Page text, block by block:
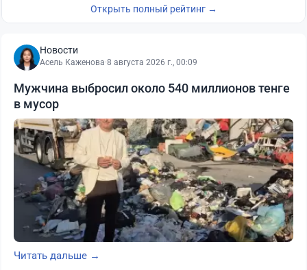
Открыть полный рейтинг →
Новости
Асель Каженова·8 августа 2026 г., 00:09
Мужчина выбросил около 540 миллионов тенге
в мусор
Читать дальше →